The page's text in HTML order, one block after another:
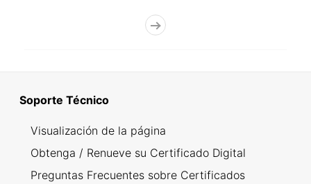
Soporte Técnico
Visualización de la página
Obtenga / Renueve su Certificado Digital
Preguntas Frecuentes sobre Certificados